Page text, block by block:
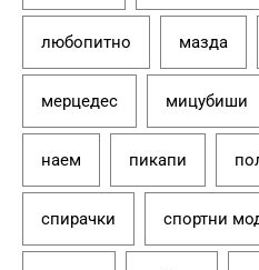
любопитно мазда
мерцедес мицубиши
наем пикапи
спирачки спортни